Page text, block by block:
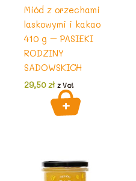
Miód z orzechami
laskowymi i kakao
410 g – PASIEKI
RODZINY
SADOWSKICH
29,50zł z Vat